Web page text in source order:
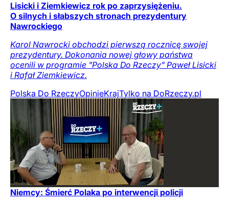
Lisicki i Ziemkiewicz rok po zaprzysiężeniu.
O silnych i słabszych stronach prezydentury
Nawrockiego
Karol Nawrocki obchodzi pierwszą rocznicę swojej
prezydentury. Dokonania nowej głowy państwa
ocenili w programie "Polska Do Rzeczy" Paweł Lisicki
i Rafał Ziemkiewicz.
Polska Do RzeczyOpinieKrajTylko na DoRzeczy.pl
Niemcy: Śmierć Polaka po interwencji policji